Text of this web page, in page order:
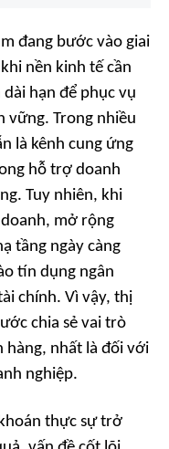
đang bước vào giai
nền kinh tế cần
hạn để phục vụ
vững. Trong nhiều
là kênh cung ứng
hỗ trợ doanh
Tuy nhiên, khi
mở rộng
tầng ngày càng
tín dụng ngân
chính. Vì vậy, thị
chia sẻ vai trò
hàng, nhất là đối với
nghiệp.
thực sự trở